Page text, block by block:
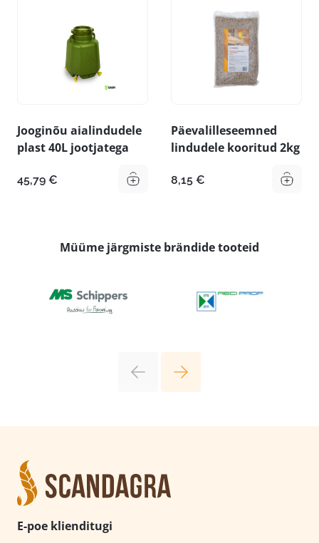
Jooginõu aialindudele
plast 40L jootjatega
45,79 €
Päevalilleseemned
lindudele kooritud 2kg
8,15 €
Müüme järgmiste brändide tooteid
E-poe klienditugi